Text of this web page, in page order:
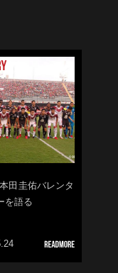
田圭佑バレンタ
を語る